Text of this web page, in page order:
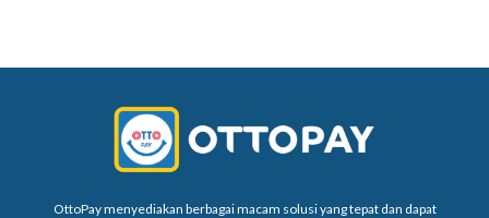
OttoPay menyediakan berbagai macam solusi yang tepat dan dapat